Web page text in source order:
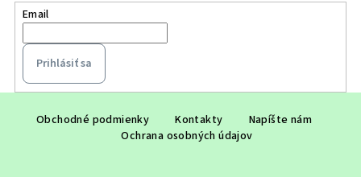
Email
Prihlásiť sa
Obchodné podmienky Kontakty
Napíšte nám
Ochrana osobných údajov